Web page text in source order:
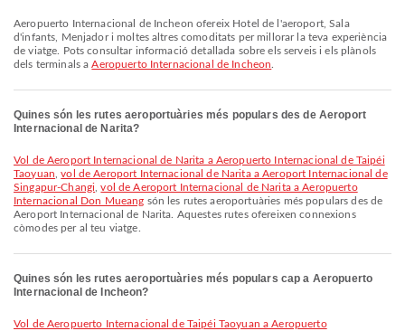
Aeropuerto Internacional de Incheon ofereix Hotel de l'aeroport, Sala
d'infants, Menjador i moltes altres comoditats per millorar la teva experiència
de viatge. Pots consultar informació detallada sobre els serveis i els plànols
dels terminals aAeropuerto Internacional de Incheon
Quines són les rutes aeroportuàries més populars des de Aeroport
Internacional de Narita?
vol de Aeroport Internacional de Narita a Aeropuerto Internacional de Taipéi
Taoyuan ,vol de Aeroport Internacional de Narita a Aeroport Internacional de
Singapur-Changi ,vol de Aeroport Internacional de Narita a Aeropuerto
Internacional Don Mueang són les rutes aeroportuàries més populars des de
Aeroport Internacional de Narita. Aquestes rutes ofereixen connexions
còmodes per al teu viatge.
Quines són les rutes aeroportuàries més populars cap a Aeropuerto
Internacional de Incheon?
vol de Aeropuerto Internacional de Taipéi Taoyuan a Aeropuerto